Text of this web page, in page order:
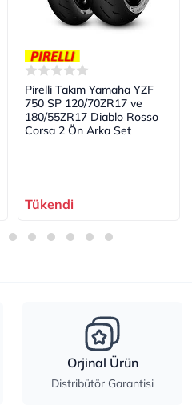
Pirelli Takım Yamaha YZF
750 SP 120/70ZR17 ve
180/55ZR17 Diablo Rosso
Corsa 2 Ön Arka Set
Tükendi
Orjinal Ürün
Distribütör Garantisi